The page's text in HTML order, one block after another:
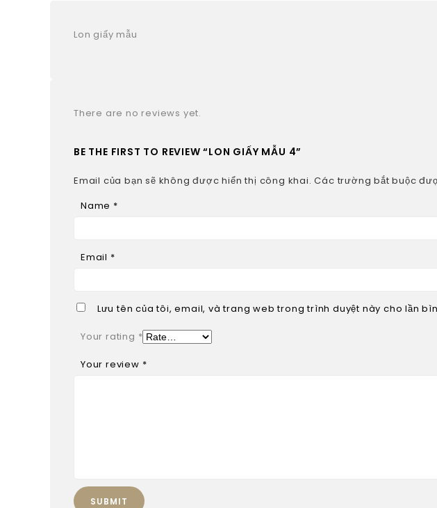
Lon giấy mẫu
There are no reviews yet.
BE THE FIRST TO REVIEW “LON GIẤY MẪU 4”
Email của bạn sẽ không được hiển thị công khai. Các trường bắt buộc
Name *
Email *
Lưu tên của tôi, email, và trang web trong trình duyệt này cho lần
Your rating *
Your review *